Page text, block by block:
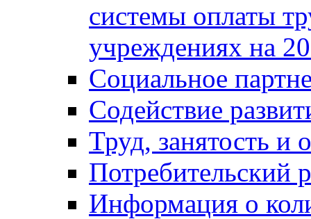
системы оплаты
учреждениях на
Социальное
Содействие
Труд, занятость и
Потребительский
Информация о